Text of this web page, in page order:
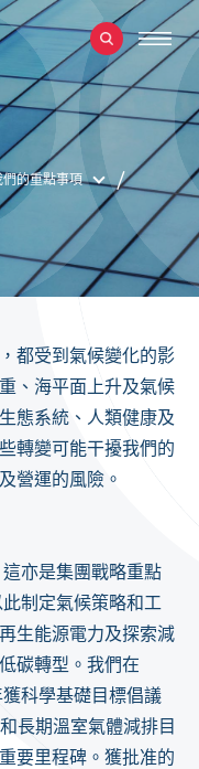
們的重點事項
都受到氣候變化的影
、海平面上升及氣候
態系統、人類健康及
轉變可能干擾我們的
營運的風險。
亦是集團戰略重點
制定氣候策略和工
生能源電力及探索減
碳轉型。我們在
科學基礎目標倡議
長期溫室氣體減排目
要里程碑。獲批准的